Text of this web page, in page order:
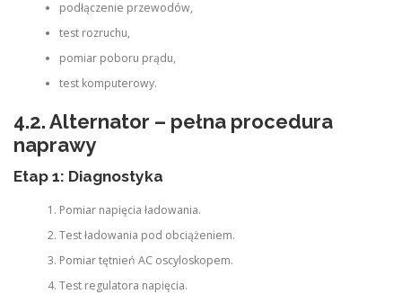
podłączenie przewodów,
test rozruchu,
pomiar poboru prądu,
test komputerowy.
4.2. Alternator – pełna procedura
naprawy
Etap 1: Diagnostyka
Pomiar napięcia ładowania.
Test ładowania pod obciążeniem.
Pomiar tętnień AC oscyloskopem.
Test regulatora napięcia.